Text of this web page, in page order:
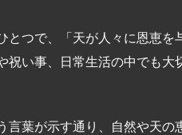
とつで、「天が人々に恩恵
祝い事、日常生活の中でも
言葉が示す通り、自然や天